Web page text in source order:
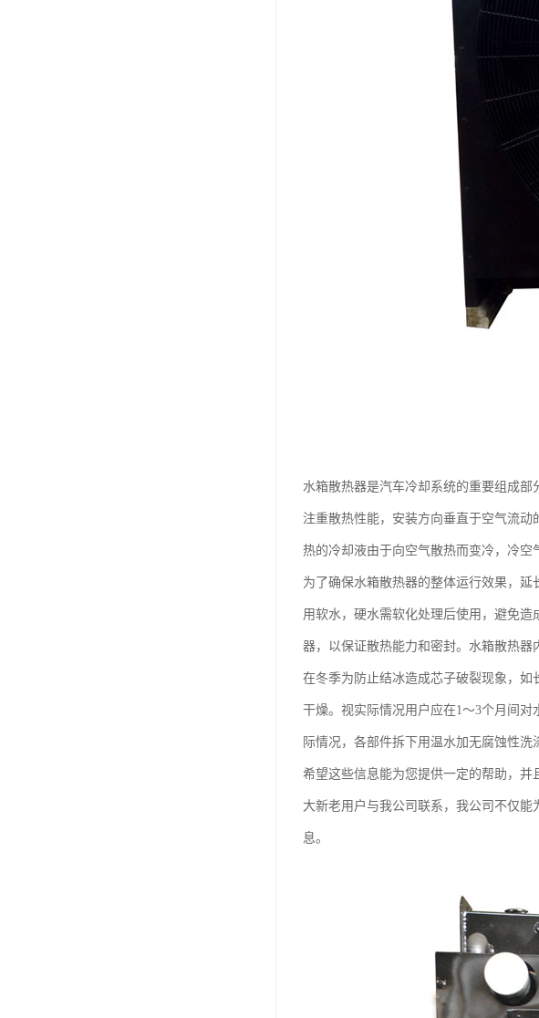
水箱散热器是汽车冷却系统的重要组成部
注重散热性能，安装方向垂直于空气流动
热的冷却液由于向空气散热而变冷，冷空
为了确保水箱散热器的整体运行效果，
用软水，硬水需软化处理后使用，避免
器，以保证散热能力和密封。水箱散热器
在冬季为防止结冰造成芯子破裂现象，如
干燥。视实际情况用户应在1～3个月间
际情况，各部件拆下用温水加无腐蚀性洗
希望这些信息能为您提供一定的帮助，
大新老用户与我公司联系，我公司不仅
息。